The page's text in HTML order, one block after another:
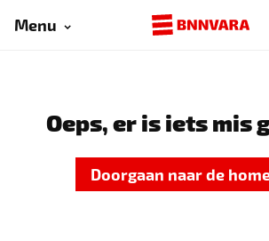
Menu
Oeps, er is iets mis
Doorgaan naar de